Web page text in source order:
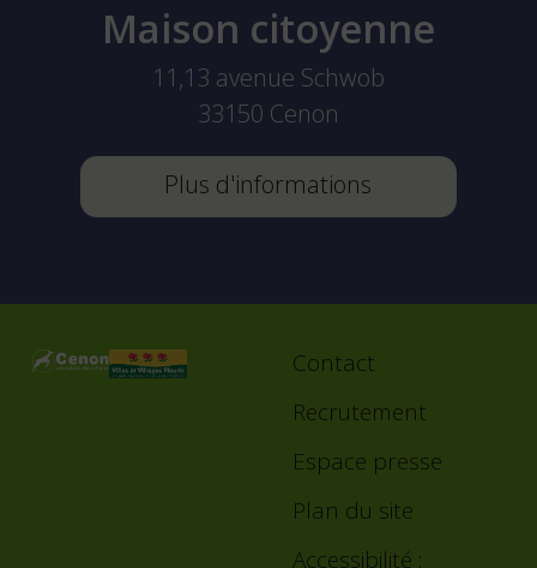
Maison citoyenne
11,13 avenue Schwob
33150 Cenon
Plus d'informations
Footer
Contact
Recrutement
Espace presse
Plan du site
Accessibilité :